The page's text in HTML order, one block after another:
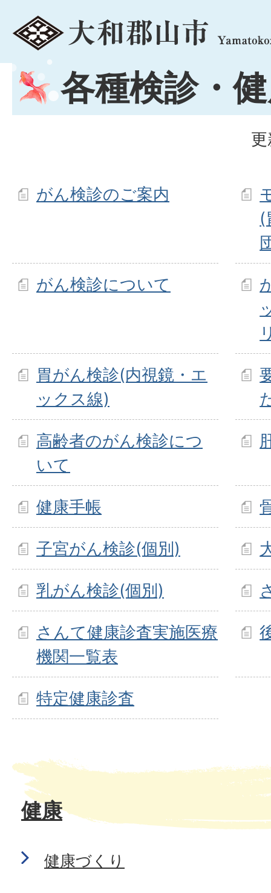
menu
各種検診・
がん検診のご案内
(
がん検診について
胃がん検診(内視鏡・エ
ックス線)
高齢者のがん検診につ
いて
健康手帳
子宮がん検診(個別)
乳がん検診(個別)
さんて健康診査実施医療
機関一覧表
特定健康診査
健康
健康づくり